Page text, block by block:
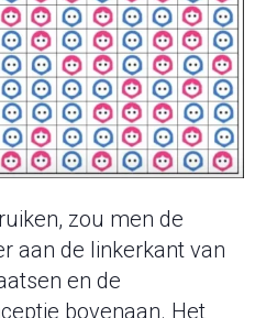
zou men de
aan de linkerkant van
en de
bovenaan. Het